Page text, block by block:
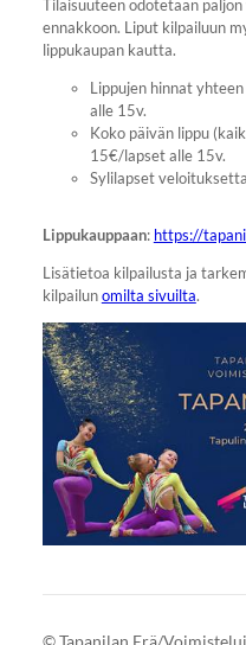
Tilaisuuteen odotetaan
ennakkoon. Liput kilpailuun
lippukaupan kautta.
Lippujen hinnat
alle 15v.
Koko päivän lippu
15€/lapset alle 15v.
Sylilapset
Lippukauppaan: https://
Lisätietoa kilpailusta ja
kilpailunomilta sivuilta.